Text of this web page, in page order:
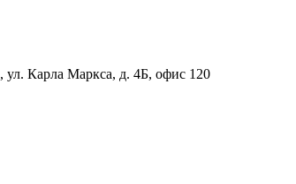
Карла Маркса, д. 4Б, офис 120